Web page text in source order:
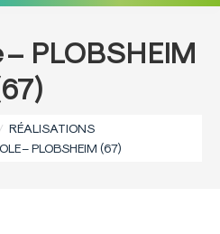
PLOBSHEIM
RÉALISATIONS
– PLOBSHEIM (67)